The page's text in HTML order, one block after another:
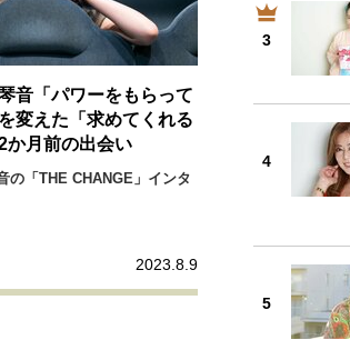
のバトン トップが描く未来
20代の現在地 忘れられない言葉
親になるということ
音「パワーをもらって
変えた「求めてくれる
か月前の出会い
の「THE CHANGE」インタ
2023.8.9
3
4
5